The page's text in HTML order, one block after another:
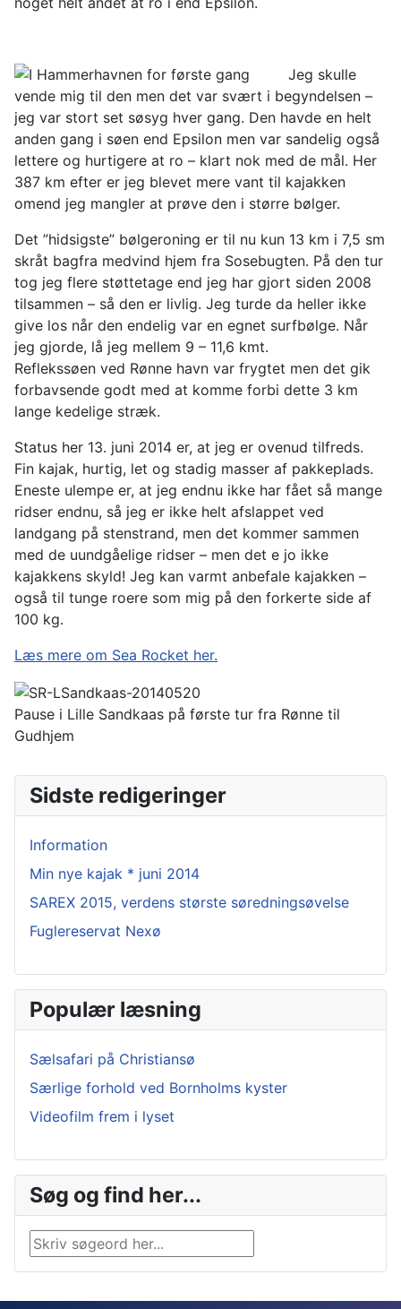
Jeg skulle
vende mig til den men det var svært i begyndelsen –
jeg var stort set søsyg hver gang. Den havde en helt
anden gang i søen end Epsilon men var sandelig også
lettere og hurtigere at ro – klart nok med de mål. Her
387 km efter er jeg blevet mere vant til kajakken
omend jeg mangler at prøve den i større bølger.
Det ”hidsigste” bølgeroning er til nu kun 13 km i 7,5 sm
skråt bagfra medvind hjem fra Sosebugten. På den tur
tog jeg flere støttetage end jeg har gjort siden 2008
tilsammen – så den er livlig. Jeg turde da heller ikke
give los når den endelig var en egnet surfbølge. Når
jeg gjorde, lå jeg mellem 9 – 11,6 kmt.
Reflekssøen ved Rønne havn var frygtet men det gik
forbavsende godt med at komme forbi dette 3 km
lange kedelige stræk.
Status her 13. juni 2014 er, at jeg er ovenud tilfreds.
Fin kajak, hurtig, let og stadig masser af pakkeplads.
Eneste ulempe er, at jeg endnu ikke har fået så mange
ridser endnu, så jeg er ikke helt afslappet ved
landgang på stenstrand, men det kommer sammen
med de uundgåelige ridser – men det e jo ikke
kajakkens skyld! Jeg kan varmt anbefale kajakken –
også til tunge roere som mig på den forkerte side af
100 kg.
Læs mere om Sea Rocket her.
Pause i Lille Sandkaas på første tur fra Rønne til
Gudhjem
Sidste redigeringer
Information
Min nye kajak * juni 2014
SAREX 2015, verdens største søredningsøvelse
Fuglereservat Nexø
Populær læsning
Sælsafari på Christiansø
Særlige forhold ved Bornholms kyster
Videofilm frem i lyset
Søg og find her...
Søg …